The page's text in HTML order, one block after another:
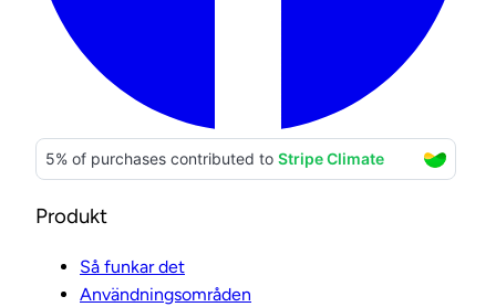
Produkt
Så funkar det
Användningsområden